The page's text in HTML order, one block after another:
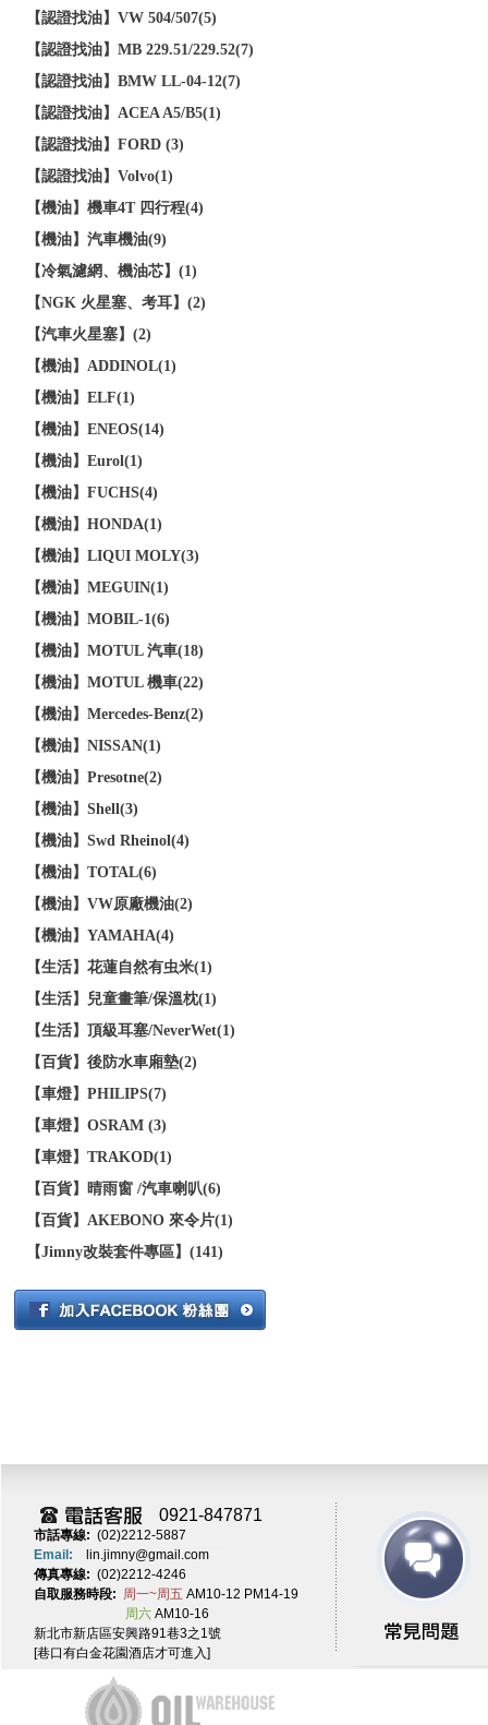
【認證找油】VW 504/507(5)
【認證找油】MB 229.51/229.52(7)
【認證找油】BMW LL-04-12(7)
【認證找油】ACEA A5/B5(1)
【認證找油】FORD (3)
【認證找油】Volvo(1)
【機油】機車4T 四行程(4)
【機油】汽車機油(9)
【冷氣濾網、機油芯】(1)
【NGK 火星塞、考耳】(2)
【汽車火星塞】(2)
【機油】ADDINOL(1)
【機油】ELF(1)
【機油】ENEOS(14)
【機油】Eurol(1)
【機油】FUCHS(4)
【機油】HONDA(1)
【機油】LIQUI MOLY(3)
【機油】MEGUIN(1)
【機油】MOBIL-1(6)
【機油】MOTUL 汽車(18)
【機油】MOTUL 機車(22)
【機油】Mercedes-Benz(2)
【機油】NISSAN(1)
【機油】Presotne(2)
【機油】Shell(3)
【機油】Swd Rheinol(4)
【機油】TOTAL(6)
【機油】VW原廠機油(2)
【機油】YAMAHA(4)
【生活】花蓮自然有虫米(1)
【生活】兒童畫筆/保溫枕(1)
【生活】頂級耳塞/NeverWet(1)
【百貨】後防水車廂墊(2)
【車燈】PHILIPS(7)
【車燈】OSRAM (3)
【車燈】TRAKOD(1)
【百貨】晴雨窗 /汽車喇叭(6)
【百貨】AKEBONO 來令片(1)
【Jimny改裝套件專區】(141)
0921-847871
市話專線: (02)2212-5887
Email: lin.jimny@gmail.com
傳真專線: (02)2212-4246
自取服務時段: 周一~周五 AM10-12 PM14-19
周六 AM10-16
新北市新店區安興路91巷3之1號
[巷口有白金花園酒店才可進入]